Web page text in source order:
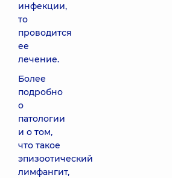
инфекции,
то
проводится
ее
лечение.
Более
подробно
о
патологии
и о том,
что такое
эпизоотический
лимфангит,